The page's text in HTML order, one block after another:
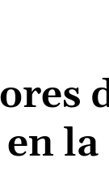
en